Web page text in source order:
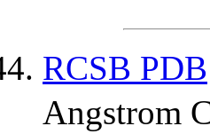
RCSB PDB
Angstrom